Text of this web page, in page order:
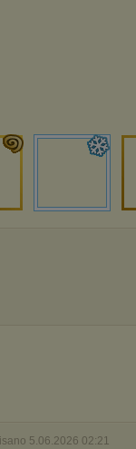
5.06.2026 02:21